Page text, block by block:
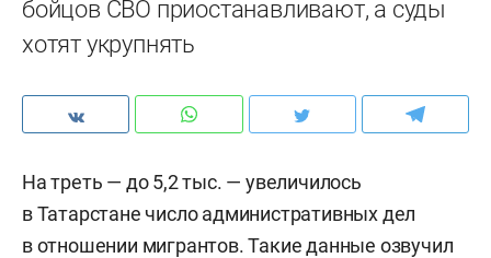
бойцов СВО приостанавливают, а суды
хотят укрупнять
На треть — до 5,2 тыс. — увеличилось
в Татарстане число административных дел
в отношении мигрантов. Такие данные озвучил